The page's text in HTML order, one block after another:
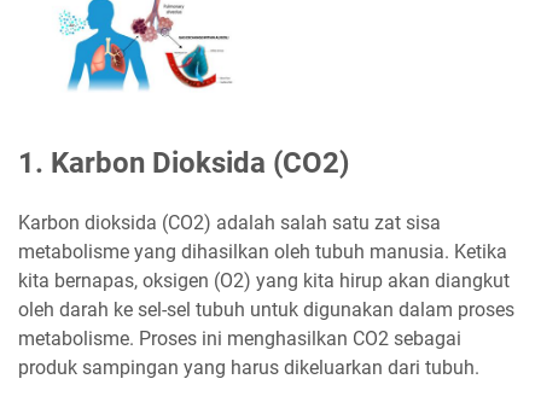
1. Karbon Dioksida (CO2)
Karbon dioksida (CO2) adalah salah satu zat sisa
metabolisme yang dihasilkan oleh tubuh manusia. Ketika
kita bernapas, oksigen (O2) yang kita hirup akan diangkut
oleh darah ke sel-sel tubuh untuk digunakan dalam proses
metabolisme. Proses ini menghasilkan CO2 sebagai
produk sampingan yang harus dikeluarkan dari tubuh.